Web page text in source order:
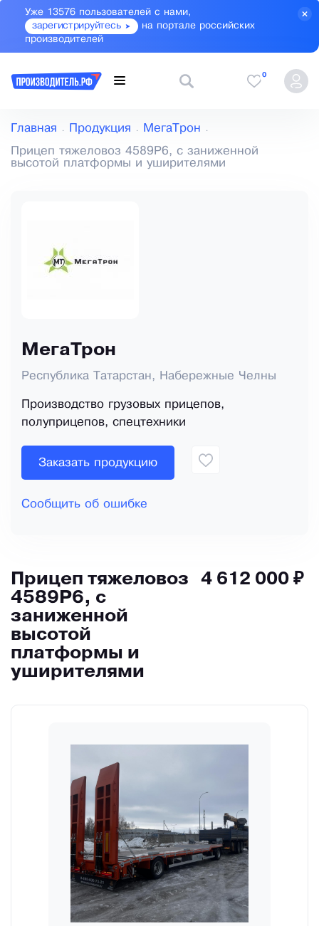
Уже 13576 пользователей с нами,
зарегистрируйтесь
на портале российских
производителей
0
Главная Продукция МегаТрон
Прицеп тяжеловоз 4589Р6, с заниженной
высотой платформы и уширителями
МегаТрон
Республика Татарстан, Набережные Челны
Производство грузовых прицепов,
полуприцепов, спецтехники
Заказать продукцию
Сообщить об ошибке
Прицеп тяжеловоз
4589Р6, с
заниженной
высотой
платформы и
уширителями
4 612 000 ₽